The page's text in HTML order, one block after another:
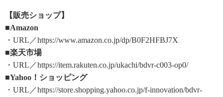
【販売ショップ】
■Amazon
・URL／https://www.amazon.co.jp/dp/B0F2HFBJ7X
■楽天市場
・URL／https://item.rakuten.co.jp/ukachi/bdvr-c003-op0/
■Yahoo！ショッピング
・URL／https://store.shopping.yahoo.co.jp/f-innovation/bdvr-